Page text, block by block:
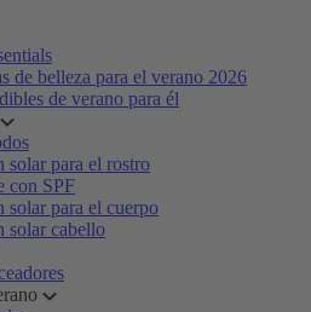
de belleza para el verano 2026
de verano para él
solar para el rostro
con SPF
solar para el cuerpo
solar cabello